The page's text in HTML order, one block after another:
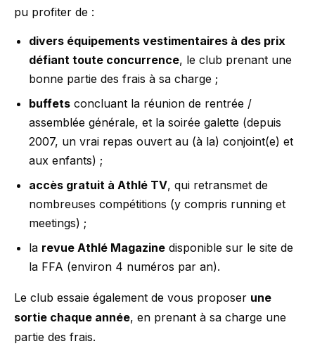
pu profiter de :
divers équipements vestimentaires à des prix
défiant toute concurrence, le club prenant une
bonne partie des frais à sa charge ;
buffetsconcluant la réunion de rentrée /
assemblée générale, et la soirée galette (depuis
2007, un vrai repas ouvert au (à la) conjoint(e) et
aux enfants) ;
accès gratuit à Athlé TV, qui retransmet de
nombreuses compétitions (y compris running et
meetings) ;
la revue Athlé Magazinedisponible sur le site de
la FFA (environ 4 numéros par an).
Le club essaie également de vous proposer une
sortie chaque année, en prenant à sa charge une
partie des frais.